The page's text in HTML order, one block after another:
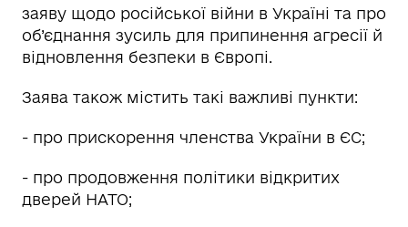
заяву щодо російської війни в Україні та про
об’єднання зусиль для припинення агресії й
відновлення безпеки в Європі.
Заява також містить такі важливі пункти:
- про прискорення членства України в ЄС;
- про продовження політики відкритих
дверей НАТО;